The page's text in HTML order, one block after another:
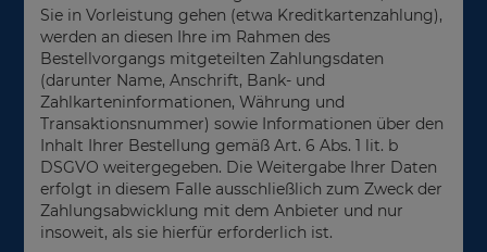
Sie in Vorleistung gehen (etwa Kreditkartenzahlung),
werden an diesen Ihre im Rahmen des
Bestellvorgangs mitgeteilten Zahlungsdaten
(darunter Name, Anschrift, Bank- und
Zahlkarteninformationen, Währung und
Transaktionsnummer) sowie Informationen über den
Inhalt Ihrer Bestellung gemäß Art. 6 Abs. 1 lit. b
DSGVO weitergegeben. Die Weitergabe Ihrer Daten
erfolgt in diesem Falle ausschließlich zum Zweck der
Zahlungsabwicklung mit dem Anbieter und nur
insoweit, als sie hierfür erforderlich ist.